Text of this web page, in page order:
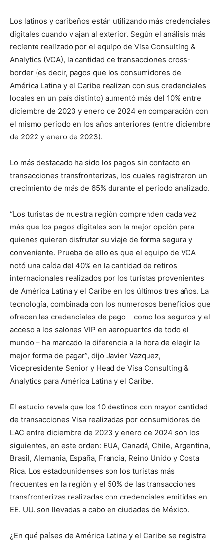
Los latinos y caribeños están utilizando más credenciales
digitales cuando viajan al exterior. Según el análisis más
reciente realizado por el equipo de Visa Consulting &
Analytics (VCA), la cantidad de transacciones cross-
border (es decir, pagos que los consumidores de
América Latina y el Caribe realizan con sus credenciales
locales en un país distinto) aumentó más del 10% entre
diciembre de 2023 y enero de 2024 en comparación con
el mismo periodo en los años anteriores (entre diciembre
de 2022 y enero de 2023).
Lo más destacado ha sido los pagos sin contacto en
transacciones transfronterizas, los cuales registraron un
crecimiento de más de 65% durante el periodo analizado.
“Los turistas de nuestra región comprenden cada vez
más que los pagos digitales son la mejor opción para
quienes quieren disfrutar su viaje de forma segura y
conveniente. Prueba de ello es que el equipo de VCA
notó una caída del 40% en la cantidad de retiros
internacionales realizados por los turistas provenientes
de América Latina y el Caribe en los últimos tres años. La
tecnología, combinada con los numerosos beneficios que
ofrecen las credenciales de pago – como los seguros y el
acceso a los salones VIP en aeropuertos de todo el
mundo – ha marcado la diferencia a la hora de elegir la
mejor forma de pagar”, dijo Javier Vazquez,
Vicepresidente Senior y Head de Visa Consulting &
Analytics para América Latina y el Caribe.
El estudio revela que los 10 destinos con mayor cantidad
de transacciones Visa realizadas por consumidores de
LAC entre diciembre de 2023 y enero de 2024 son los
siguientes, en este orden: EUA, Canadá, Chile, Argentina,
Brasil, Alemania, España, Francia, Reino Unido y Costa
Rica. Los estadounidenses son los turistas más
frecuentes en la región y el 50% de las transacciones
transfronterizas realizadas con credenciales emitidas en
EE. UU. son llevadas a cabo en ciudades de México.
¿En qué países de América Latina y el Caribe se registra